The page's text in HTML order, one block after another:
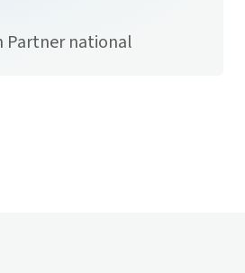
Partner national